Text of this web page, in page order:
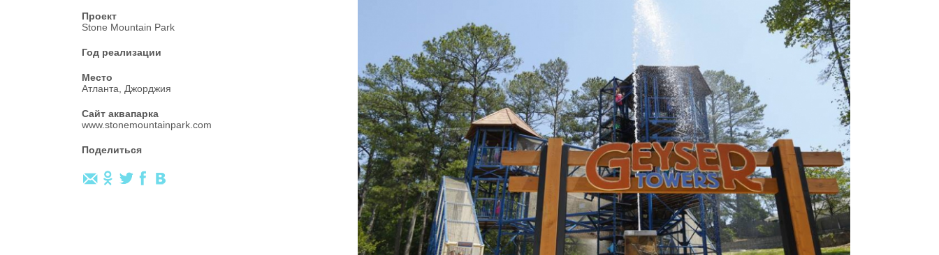
Проект
Stone Mountain Park
Год реализации
Место
Атланта, Джорджия
Сайт аквапарка
www.stonemountainpark.com
Поделиться